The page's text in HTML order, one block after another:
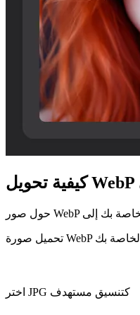
تحميل صورة WebP الخاصة بك
اختر JPG كتنسيق مستهدف